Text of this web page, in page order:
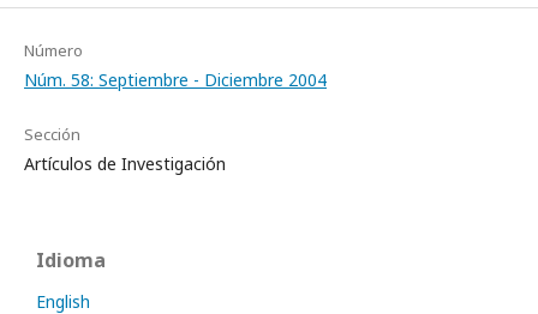
Número
Núm. 58: Septiembre - Diciembre 2004
Sección
Artículos de Investigación
Idioma
English